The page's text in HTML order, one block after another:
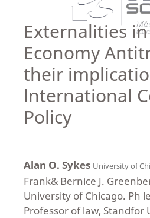
Externalities
Economy
their
lnternational
Policy
Alan O. Sykes University of
Frank& Bernice J.
University of Chicago. Ph
Professor of law, Standfor